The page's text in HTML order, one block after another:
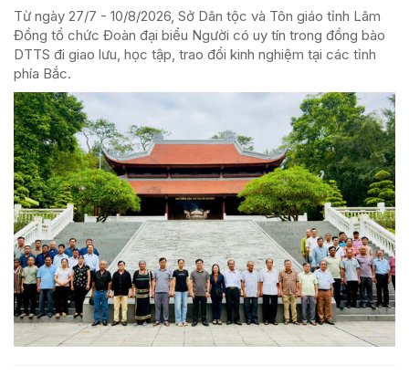
Từ ngày 27/7 - 10/8/2026, Sở Dân tộc và Tôn giáo tỉnh Lâm
Đồng tổ chức Đoàn đại biểu Người có uy tín trong đồng bào
DTTS đi giao lưu, học tập, trao đổi kinh nghiệm tại các tỉnh
phía Bắc.